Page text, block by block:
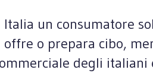
Italia un
offre o prepara cibo,
degli